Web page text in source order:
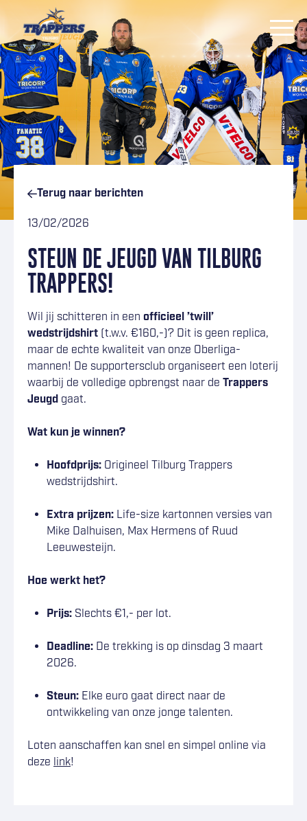
Ga naar inhoud
Terug naar berichten
13/02/2026
STEUN DE JEUGD VAN TILBURG
TRAPPERS!
Wil jij schitteren in een officieel ’twill’
wedstrijdshirt (t.w.v. €160,-)? Dit is geen replica,
maar de echte kwaliteit van onze Oberliga-
mannen! De supportersclub organiseert een loterij
waarbij de volledige opbrengst naar de Trappers
Jeugd gaat.
Wat kun je winnen?
Hoofdprijs: Origineel Tilburg Trappers
wedstrijdshirt.
Extra prijzen: Life-size kartonnen versies van
Mike Dalhuisen, Max Hermens of Ruud
Leeuwesteijn.
Hoe werkt het?
Prijs: Slechts €1,- per lot.
Deadline: De trekking is op dinsdag 3 maart
2026.
Steun: Elke euro gaat direct naar de
ontwikkeling van onze jonge talenten.
Loten aanschaffen kan snel en simpel online via
deze link!